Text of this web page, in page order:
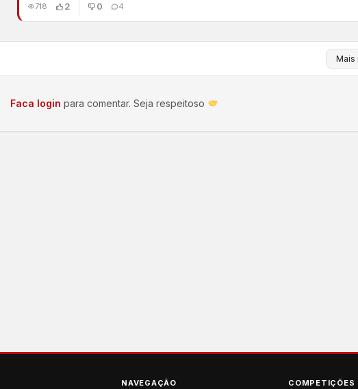
718 2 0 4
Faca login para comentar. Seja respeitoso
NAVEGAÇÃO COMPETIÇÕES